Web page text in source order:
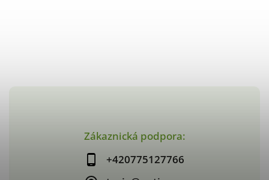
Zákaznická podpora:
+420775127766